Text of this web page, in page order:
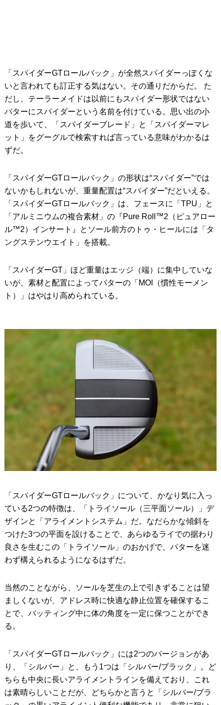
「スパイダーGTロールバック」が全然スパイダーっぽくな
いと言われても訂正する気はない。その通りだからだ。 た
だし、テーラーメイドは以前にもスパイダー形状ではない
パターにスパイダーという名前を付けている。思い出の小
道を歩いて、「スパイダーブレード」と「スパイダーマレ
ット」をグーグルで検索すれば言っている意味がわかるは
ずだ。
「スパイダーGTロールバック」の形状は“スパイダー”では
ないかもしれないが、重量配置は“スパイダー”だといえる。
「スパイダーGTロールバック」は、フェースに「TPU」と
「アルミニウムの複合素材」の『Pure Roll™2（ピュアロー
ル™2）インサート』とソール前方のトゥ・ヒールには「タ
ングステンウエイト」を搭載。
「スパイダーGT」ほど重量はエッジ（端）に集中していな
いが、素材と配置によってパターの「MOI（慣性モーメン
ト）」はやはり高められている。
「スパイダーGTロールバック」について、かなり気に入っ
ている2つの特徴は、「トライソール（三平面ソール）」デ
ザインと「アライメントシステム」だ。なだらかな傾斜を
つけた3つの平面を設けることで、あらゆるライでの据わり
良さを生むこの「トライソール」のおかげで、パターを迷
わず構えられるようになるはずだ。
当然のことながら、ソールを芝生の上で引きずることは望
ましくないが、アドレス時に快適な静止位置を確保するこ
とで、パッティング中に体の角度を一定に保つことができ
る。
「スパイダーGTロールバック」には2つのバージョンがあ
り、「シルバー」と、もう1つは「シルバー/ブラック」。ど
ちらも中央に長いアライメントラインを備えており、これ
は素晴らしいことだが、どちらかと言うと「シルバー/ブラ